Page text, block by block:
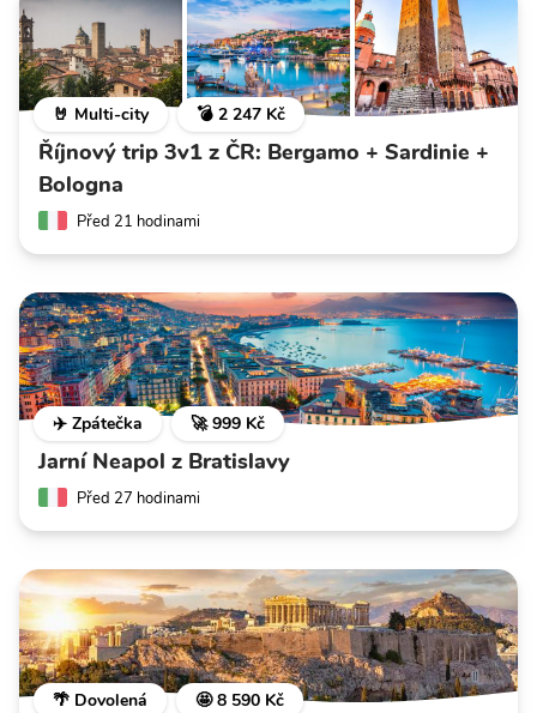
🤘 Multi-city 💣 2 247 Kč
Říjnový trip 3v1 z ČR: Bergamo + Sardinie +
Bologna
Před 21 hodinami
✈️ Zpátečka 🚀 999 Kč
Jarní Neapol z Bratislavy
Před 27 hodinami
🌴 Dovolená 🤩 8 590 Kč